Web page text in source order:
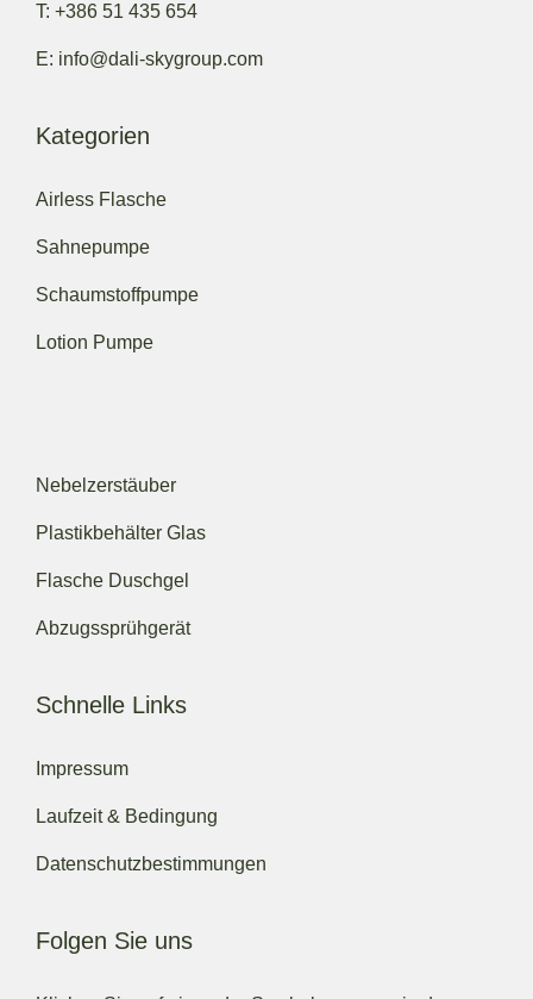
T: +386 51 435 654
E: info@dali-skygroup.com
Kategorien
Airless Flasche
Sahnepumpe
Schaumstoffpumpe
Lotion Pumpe
Nebelzerstäuber
Plastikbehälter Glas
Flasche Duschgel
Abzugssprühgerät
Schnelle Links
Impressum
Laufzeit & Bedingung
Datenschutzbestimmungen
Folgen Sie uns